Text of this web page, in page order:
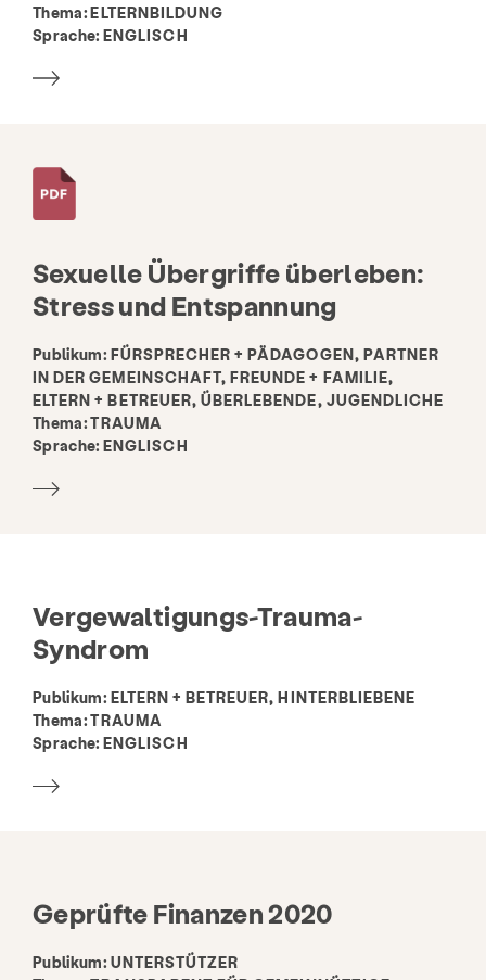
Thema:ELTERNBILDUNG
Sprache:ENGLISCH
Sexuelle Übergriffe überleben:
Stress und Entspannung
Publikum: FÜRSPRECHER + PÄDAGOGEN, PARTNER
IN DER GEMEINSCHAFT, FREUNDE + FAMILIE,
ELTERN + BETREUER, ÜBERLEBENDE, JUGENDLICHE
Thema:TRAUMA
Sprache:ENGLISCH
Vergewaltigungs-Trauma-
Syndrom
Publikum: ELTERN + BETREUER, HINTERBLIEBENE
Thema:TRAUMA
Sprache:ENGLISCH
Geprüfte Finanzen 2020
Publikum: UNTERSTÜTZER